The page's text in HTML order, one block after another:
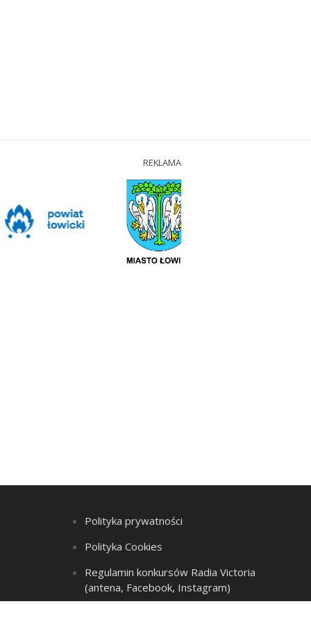
REKLAMA
Polityka prywatności
Polityka Cookies
Regulamin konkursów Radia Victoria
(antena, Facebook, Instagram)